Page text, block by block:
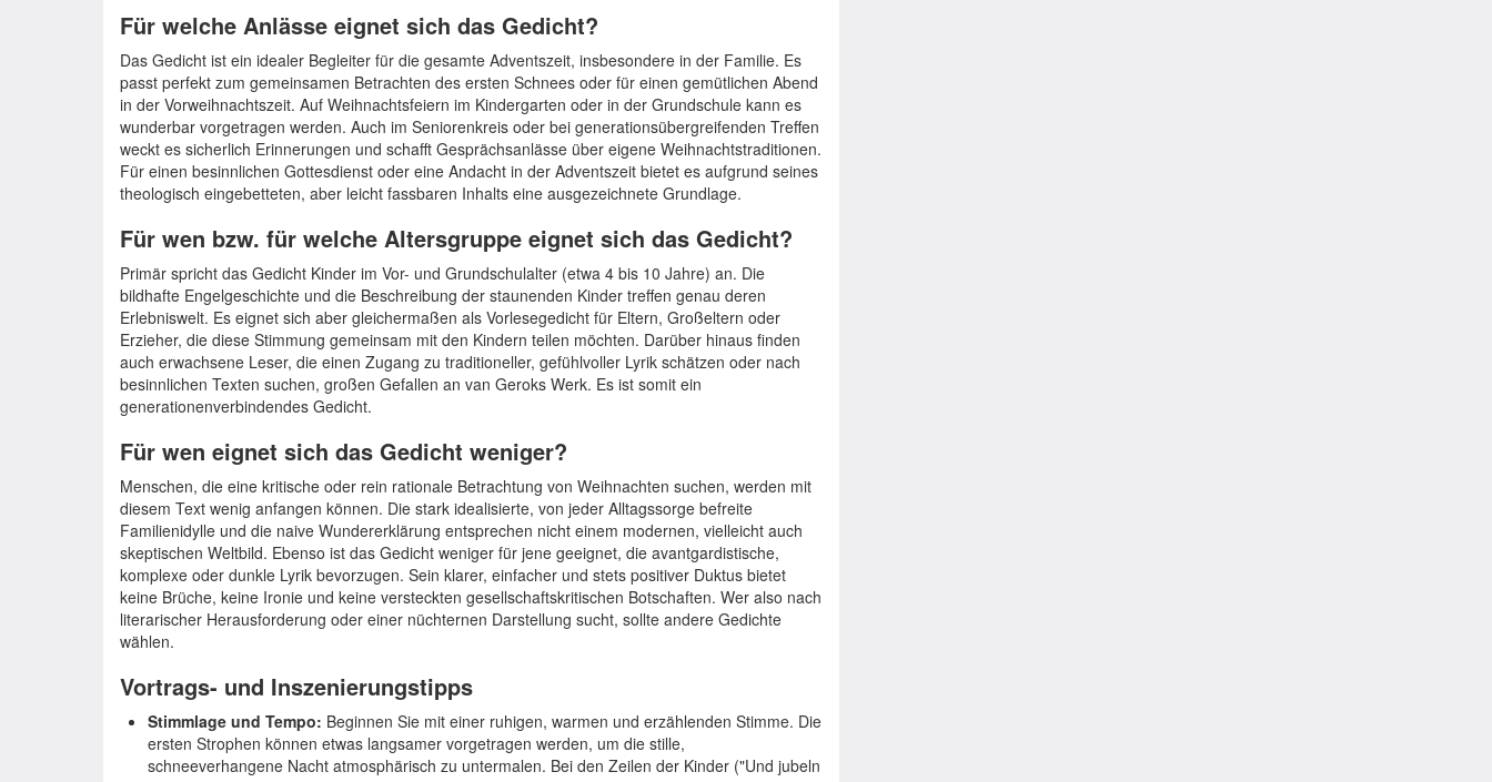
Für welche Anlässe eignet sich das Gedicht?
Das Gedicht ist ein idealer Begleiter für die gesamte Adventszeit, insbesondere in der Familie. Es
passt perfekt zum gemeinsamen Betrachten des ersten Schnees oder für einen gemütlichen Abend
in der Vorweihnachtszeit. Auf Weihnachtsfeiern im Kindergarten oder in der Grundschule kann es
wunderbar vorgetragen werden. Auch im Seniorenkreis oder bei generationsübergreifenden Treffen
weckt es sicherlich Erinnerungen und schafft Gesprächsanlässe über eigene Weihnachtstraditionen.
Für einen besinnlichen Gottesdienst oder eine Andacht in der Adventszeit bietet es aufgrund seines
theologisch eingebetteten, aber leicht fassbaren Inhalts eine ausgezeichnete Grundlage.
Für wen bzw. für welche Altersgruppe eignet sich das Gedicht?
Primär spricht das Gedicht Kinder im Vor- und Grundschulalter (etwa 4 bis 10 Jahre) an. Die
bildhafte Engelgeschichte und die Beschreibung der staunenden Kinder treffen genau deren
Erlebniswelt. Es eignet sich aber gleichermaßen als Vorlesegedicht für Eltern, Großeltern oder
Erzieher, die diese Stimmung gemeinsam mit den Kindern teilen möchten. Darüber hinaus finden
auch erwachsene Leser, die einen Zugang zu traditioneller, gefühlvoller Lyrik schätzen oder nach
besinnlichen Texten suchen, großen Gefallen an van Geroks Werk. Es ist somit ein
generationenverbindendes Gedicht.
Für wen eignet sich das Gedicht weniger?
Menschen, die eine kritische oder rein rationale Betrachtung von Weihnachten suchen, werden mit
diesem Text wenig anfangen können. Die stark idealisierte, von jeder Alltagssorge befreite
Familienidylle und die naive Wundererklärung entsprechen nicht einem modernen, vielleicht auch
skeptischen Weltbild. Ebenso ist das Gedicht weniger für jene geeignet, die avantgardistische,
komplexe oder dunkle Lyrik bevorzugen. Sein klarer, einfacher und stets positiver Duktus bietet
keine Brüche, keine Ironie und keine versteckten gesellschaftskritischen Botschaften. Wer also nach
literarischer Herausforderung oder einer nüchternen Darstellung sucht, sollte andere Gedichte
wählen.
Vortrags- und Inszenierungstipps
Stimmlage und Tempo: Beginnen Sie mit einer ruhigen, warmen und erzählenden Stimme. Die
ersten Strophen können etwas langsamer vorgetragen werden, um die stille,
schneeverhangene Nacht atmosphärisch zu untermalen. Bei den Zeilen der Kinder ("Und jubeln